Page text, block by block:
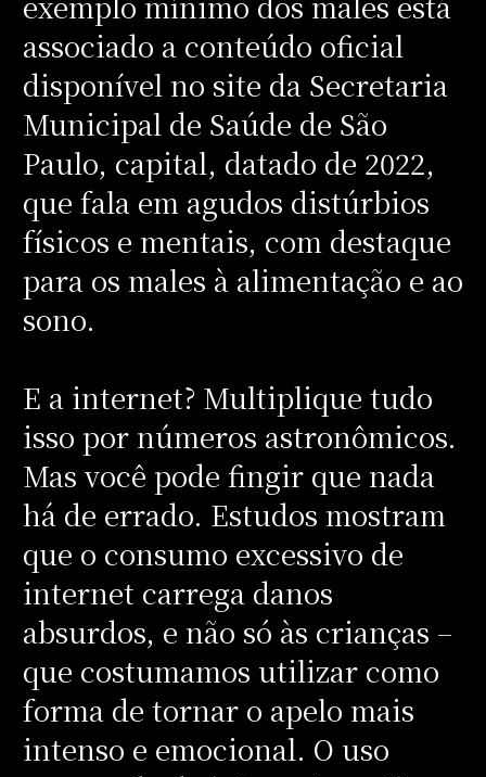
associado a conteúdo oficial
disponível no site da Secretaria
Municipal de Saúde de São
Paulo, capital, datado de 2022,
que fala em agudos distúrbios
físicos e mentais, com destaque
para os males à alimentação e ao
sono.
E a internet? Multiplique tudo
isso por números astronômicos.
Mas você pode fingir que nada
há de errado. Estudos mostram
que o consumo excessivo de
internet carrega danos
absurdos, e não só às crianças –
que costumamos utilizar como
forma de tornar o apelo mais
intenso e emocional. O uso